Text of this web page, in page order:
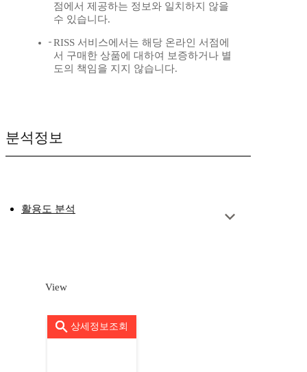
점에서 제공하는 정보와 일치하지 않을
수 있습니다.
RISS 서비스에서는 해당 온라인 서점에
서 구매한 상품에 대하여 보증하거나 별
도의 책임을 지지 않습니다.
분석정보
활용도 분석
View
상세정보조회